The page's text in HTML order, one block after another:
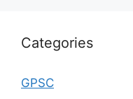
Categories
GPSC